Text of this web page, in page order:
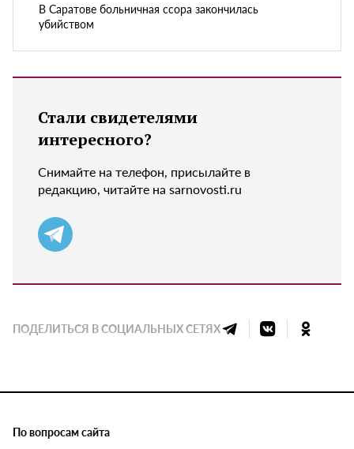
В Саратове больничная ссора закончилась
убийством
Стали свидетелями
интересного?
Снимайте на телефон, присылайте в
редакцию, читайте на sarnovosti.ru
ПОДЕЛИТЬСЯ В СОЦИАЛЬНЫХ СЕТЯХ
По вопросам сайта